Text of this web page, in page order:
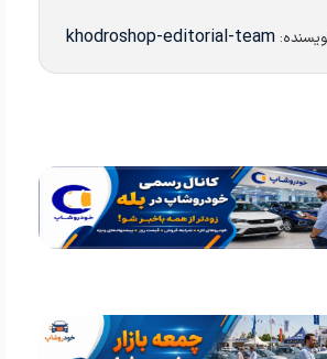
khodroshop-editorial-team